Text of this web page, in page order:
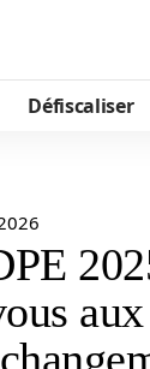
Défiscaliser
aux